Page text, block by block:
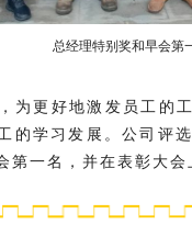
总经理特别奖和早会第
为更好地激发员工的
的学习发展。公司评
第一名，并在表彰大会